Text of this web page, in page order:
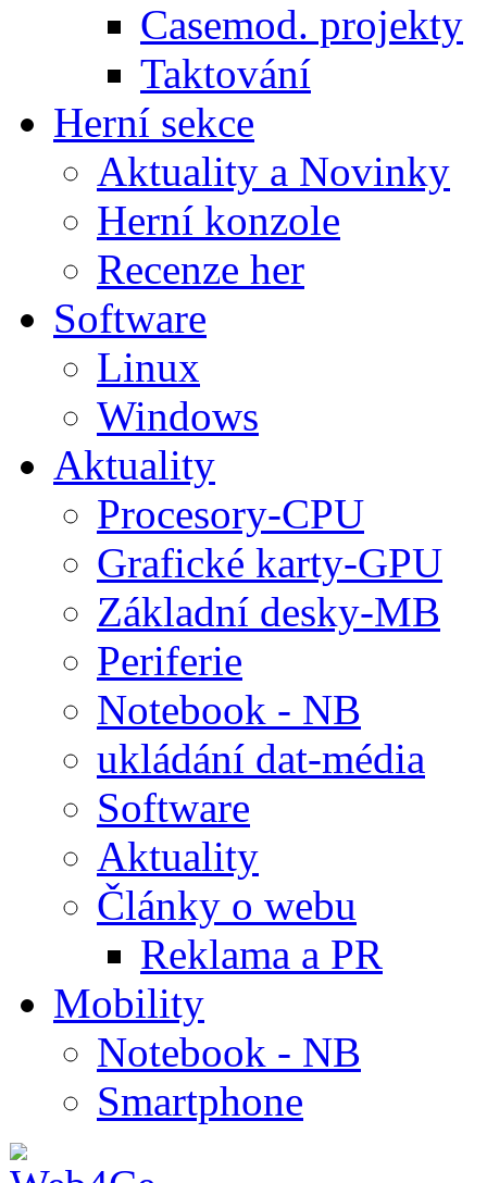
Casemod. projekty
Taktování
Herní sekce
Aktuality a Novinky
Herní konzole
Recenze her
Software
Linux
Windows
Aktuality
Procesory-CPU
Grafické karty-GPU
Základní desky-MB
Periferie
Notebook - NB
ukládání dat-média
Software
Aktuality
Články o webu
Reklama a PR
Mobility
Notebook - NB
Smartphone